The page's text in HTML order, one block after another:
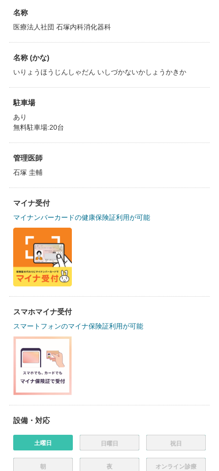
名称
医療法人社団 石塚内科消化器科
名称 (かな)
いりょうほうじんしゃだん いしづかないかしょうかきか
駐車場
あり
無料駐車場:20台
管理医師
石塚 圭輔
マイナ受付
マイナンバーカードの健康保険証利用が可能
スマホマイナ受付
スマートフォンのマイナ保険証利用が可能
設備・対応
土曜日 日曜日 祝日
朝 夜 オンライン診療